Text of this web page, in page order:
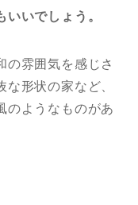
いでしょう。
の雰囲気を感じさ
形状の家など、
のようなものがあ